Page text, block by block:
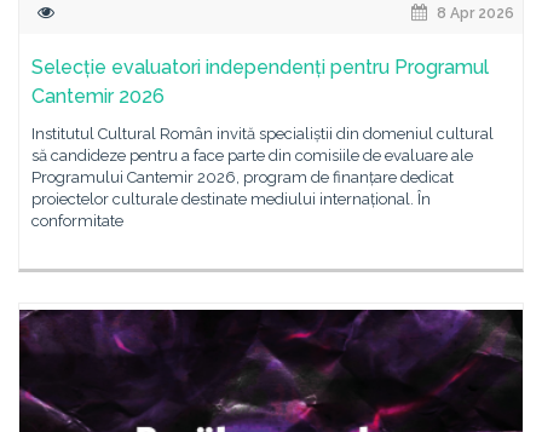
8 Apr 2026
Selecție evaluatori independenți pentru Programul
Cantemir 2026
Institutul Cultural Român invită specialiștii din domeniul cultural
să candideze pentru a face parte din comisiile de evaluare ale
Programului Cantemir 2026, program de finanțare dedicat
proiectelor culturale destinate mediului internațional. În
conformitate